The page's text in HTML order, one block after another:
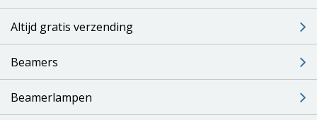
Altijd gratis verzending
Beamers
Beamerlampen